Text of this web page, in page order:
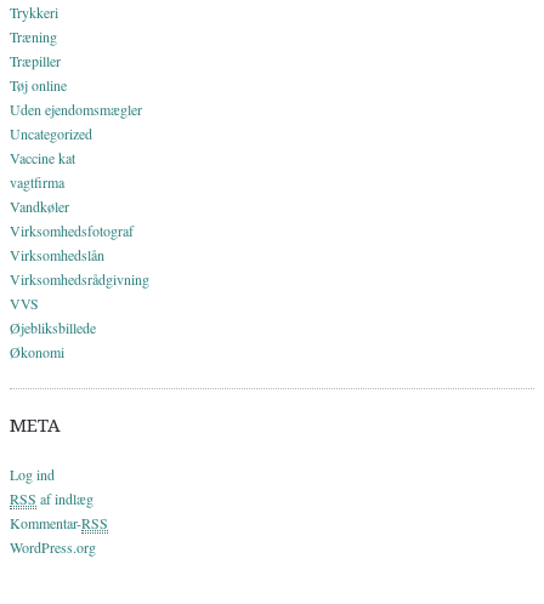
Trykkeri
Træning
Træpiller
Tøj online
Uden ejendomsmægler
Uncategorized
Vaccine kat
vagtfirma
Vandkøler
Virksomhedsfotograf
Virksomhedslån
Virksomhedsrådgivning
VVS
Øjebliksbillede
Økonomi
META
Log ind
RSS af indlæg
Kommentar-RSS
WordPress.org